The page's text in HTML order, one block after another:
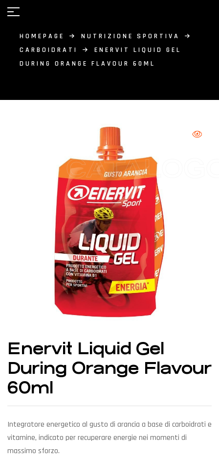
HOMEPAGE
NUTRIZIONE SPORTIVA
CARBOIDRATI
ENERVIT LIQUID GEL
DURING ORANGE FLAVOUR 60ML
Enervit Liquid Gel
During Orange Flavour
60ml
Integratore energetico al gusto di arancia a base di carboidrati e
vitamine, indicato per recuperare energie nei momenti di
massimo sforzo.